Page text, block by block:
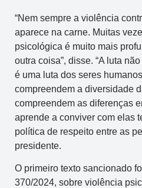
“Nem sempre a violência
aparece na carne. Muitas
psicológica é muito mais
outra coisa”, disse. “A luta
é uma luta dos seres
compreendem a diversidade
compreendem as diferenças
aprende a conviver com elas
política de respeito entre as
presidente.
O primeiro texto sancionado
370/2024, sobre violência